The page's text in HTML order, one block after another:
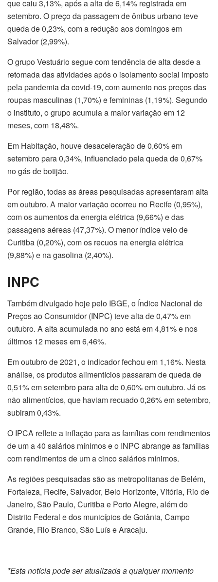
que caiu 3,13%, após a alta de 6,14% registrada em
setembro. O preço da passagem de ônibus urbano teve
queda de 0,23%, com a redução aos domingos em
Salvador (2,99%).
O grupo Vestuário segue com tendência de alta desde a
retomada das atividades após o isolamento social imposto
pela pandemia da covid-19, com aumento nos preços das
roupas masculinas (1,70%) e femininas (1,19%). Segundo
o instituto, o grupo acumula a maior variação em 12
meses, com 18,48%.
Em Habitação, houve desaceleração de 0,60% em
setembro para 0,34%, influenciado pela queda de 0,67%
no gás de botijão.
Por região, todas as áreas pesquisadas apresentaram alta
em outubro. A maior variação ocorreu no Recife (0,95%),
com os aumentos da energia elétrica (9,66%) e das
passagens aéreas (47,37%). O menor índice veio de
Curitiba (0,20%), com os recuos na energia elétrica
(9,88%) e na gasolina (2,40%).
INPC
Também divulgado hoje pelo IBGE, o Índice Nacional de
Preços ao Consumidor (INPC) teve alta de 0,47% em
outubro. A alta acumulada no ano está em 4,81% e nos
últimos 12 meses em 6,46%.
Em outubro de 2021, o indicador fechou em 1,16%. Nesta
análise, os produtos alimentícios passaram de queda de
0,51% em setembro para alta de 0,60% em outubro. Já os
não alimentícios, que haviam recuado 0,26% em setembro,
subiram 0,43%.
O IPCA reflete a inflação para as famílias com rendimentos
de um a 40 salários mínimos e o INPC abrange as famílias
com rendimentos de um a cinco salários mínimos.
As regiões pesquisadas são as metropolitanas de Belém,
Fortaleza, Recife, Salvador, Belo Horizonte, Vitória, Rio de
Janeiro, São Paulo, Curitiba e Porto Alegre, além do
Distrito Federal e dos municípios de Goiânia, Campo
Grande, Rio Branco, São Luís e Aracaju.
*Esta notícia pode ser atualizada a qualquer momento